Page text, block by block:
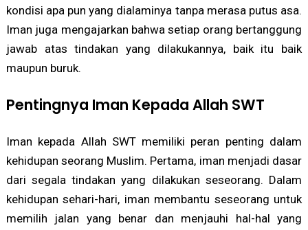
kondisi apa pun yang dialaminya tanpa merasa putus asa.
Iman juga mengajarkan bahwa setiap orang bertanggung
jawab atas tindakan yang dilakukannya, baik itu baik
maupun buruk.
Pentingnya Iman Kepada Allah SWT
Iman kepada Allah SWT memiliki peran penting dalam
kehidupan seorang Muslim. Pertama, iman menjadi dasar
dari segala tindakan yang dilakukan seseorang. Dalam
kehidupan sehari-hari, iman membantu seseorang untuk
memilih jalan yang benar dan menjauhi hal-hal yang